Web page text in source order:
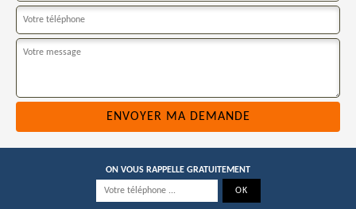
ON VOUS RAPPELLE GRATUITEMENT